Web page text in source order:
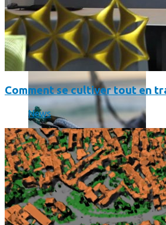
Même hors-ligne votre
Comment se cultiver tout en
News